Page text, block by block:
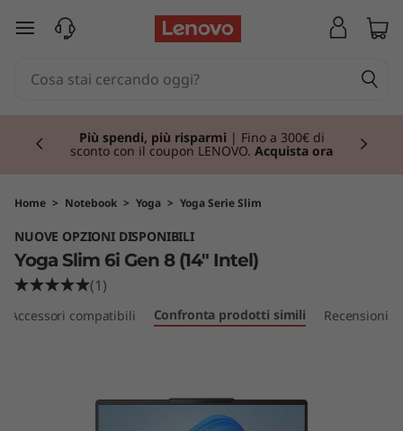
Y
m
6
passa a contenuto principale
Più spendi, più risparmi | Fino a 300€ di
sconto con il coupon LENOVO. Acquista ora
Home > Notebook > Yoga > Yoga Serie Slim
NUOVE OPZIONI DISPONIBILI
Yoga Slim 6i Gen 8 (14" Intel)
(1)
Accessori compatibili Confronta prodotti simili Recensioni